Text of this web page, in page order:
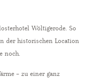
Wöltigerode. So
der historischen Location
noch.
– zu einer ganz